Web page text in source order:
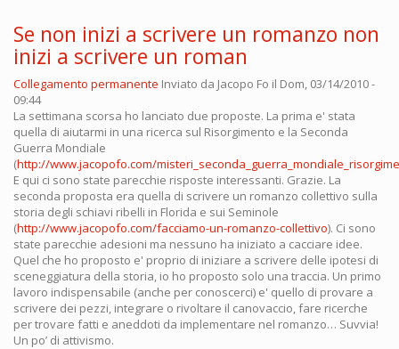
Se non inizi a scrivere un romanzo non
inizi a scrivere un roman
Collegamento permanente Inviato da Jacopo Fo il Dom, 03/14/2010 -
09:44
La settimana scorsa ho lanciato due proposte. La prima e' stata
quella di aiutarmi in una ricerca sul Risorgimento e la Seconda
Guerra Mondiale
(http://www.jacopofo.com/
E qui ci sono state parecchie risposte interessanti. Grazie. La
seconda proposta era quella di scrivere un romanzo collettivo sulla
storia degli schiavi ribelli in Florida e sui Seminole
(http://www.jacopofo.com/facciamo-un-romanzo-collettivo). Ci sono
state parecchie adesioni ma nessuno ha iniziato a cacciare idee.
Quel che ho proposto e' proprio di iniziare a scrivere delle ipotesi di
sceneggiatura della storia, io ho proposto solo una traccia. Un primo
lavoro indispensabile (anche per conoscerci) e' quello di provare a
scrivere dei pezzi, integrare o rivoltare il canovaccio, fare ricerche
per trovare fatti e aneddoti da implementare nel romanzo… Suvvia!
Un po’ di attivismo.